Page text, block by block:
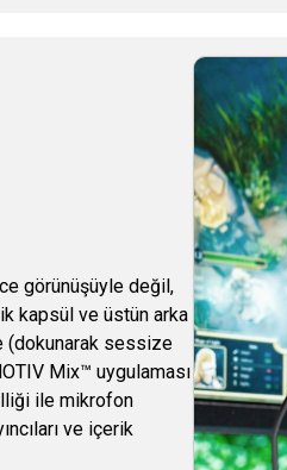
görünüşüyle değil,
kapsül ve üstün arka
(dokunarak sessize
Mix™ uygulaması
ile mikrofon
ve içerik